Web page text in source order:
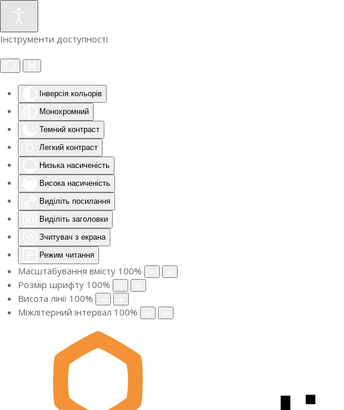
Інструменти доступності
Інверсія кольорів
Монохромний
Темний контраст
Легкий контраст
Низька насиченість
Висока насиченість
Виділіть посилання
Виділіть заголовки
Зчитувач з екрана
Режим читання
Масштабування вмісту 100%
Розмір шрифту 100%
Висота лінії 100%
Міжлітерний інтервал 100%